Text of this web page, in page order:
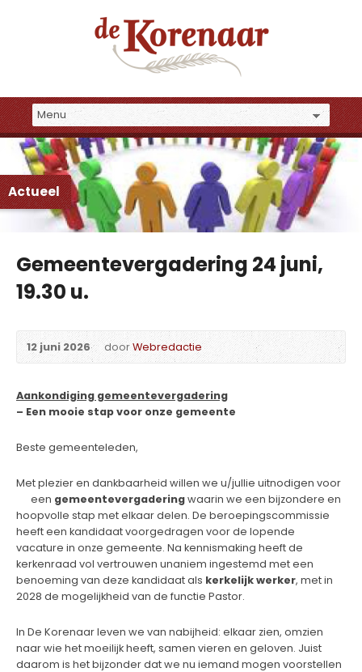
Actueel
Gemeentevergadering 24 juni,
19.30 u.
12 juni 2026 doorWebredactie
Aankondiging gemeentevergadering
– Een mooie stap voor onze gemeente
Beste gemeenteleden,
Met plezier en dankbaarheid willen we u/jullie uitnodigen voor
een gemeentevergaderingwaarin we een bijzondere en
hoopvolle stap met elkaar delen. De beroepingscommissie
heeft een kandidaat voorgedragen voor de lopende
vacature in onze gemeente. Na kennismaking heeft de
kerkenraad vol vertrouwen unaniem ingestemd met een
benoeming van deze kandidaat als kerkelijk werker, met in
2028 de mogelijkheid van de functie Pastor.
In De Korenaar leven we van nabijheid: elkaar zien, omzien
naar wie het moeilijk heeft, samen vieren en geloven. Juist
daarom is het bijzonder dat we nu iemand mogen voorstellen